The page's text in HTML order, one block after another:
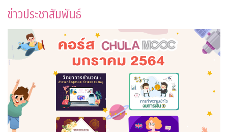
ข่าวประชาสัมพันธ์